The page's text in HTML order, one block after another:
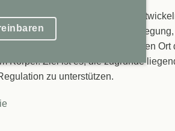
einer klaren Struktur und
die Bereiche ein, die für
richtet sich dabei nicht nur auf den
Körper. Ziel ist es, die zugrunde
zu unterstützen.